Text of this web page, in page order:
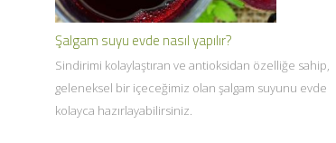
Şalgam suyu evde nasıl yapılır?
Sindirimi kolaylaştıran ve antioksidan özelliğe sahip,
geleneksel bir içeceğimiz olan şalgam suyunu evde
kolayca hazırlayabilirsiniz.